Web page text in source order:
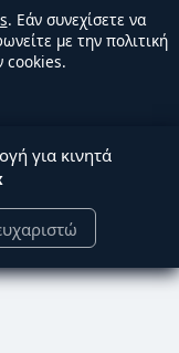
. Εάν συνεχίσετε να
με την πολιτική
cookies.
για κινητά